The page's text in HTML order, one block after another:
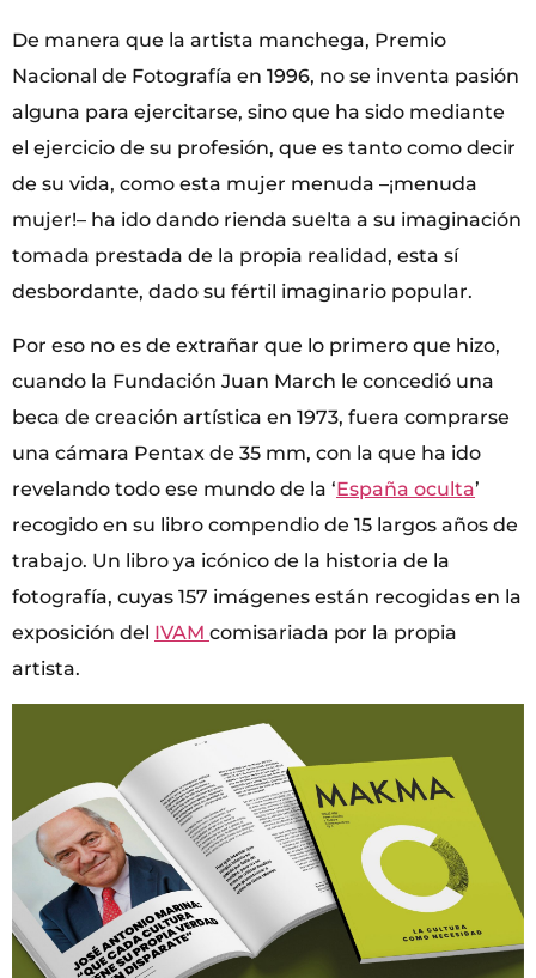
De manera que la artista manchega, Premio
Nacional de Fotografía en 1996, no se inventa pasión
alguna para ejercitarse, sino que ha sido mediante
el ejercicio de su profesión, que es tanto como decir
de su vida, como esta mujer menuda –¡menuda
mujer!– ha ido dando rienda suelta a su imaginación
tomada prestada de la propia realidad, esta sí
desbordante, dado su fértil imaginario popular.
Por eso no es de extrañar que lo primero que hizo,
cuando la Fundación Juan March le concedió una
beca de creación artística en 1973, fuera comprarse
una cámara Pentax de 35 mm, con la que ha ido
revelando todo ese mundo de la ‘España oculta’
recogido en su libro compendio de 15 largos años de
trabajo. Un libro ya icónico de la historia de la
fotografía, cuyas 157 imágenes están recogidas en la
exposición del IVAM comisariada por la propia
artista.